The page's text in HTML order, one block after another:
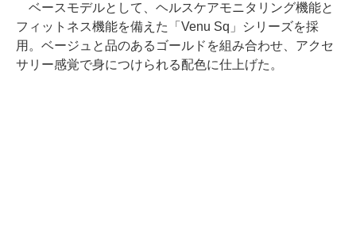
ベースモデルとして、ヘルスケアモニタリング機能と
フィットネス機能を備えた「Venu Sq」シリーズを採
用。ベージュと品のあるゴールドを組み合わせ、アクセ
サリー感覚で身につけられる配色に仕上げた。